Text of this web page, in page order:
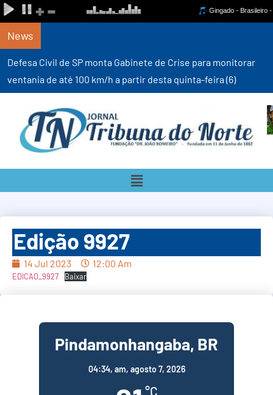
News
Defesa Civil de SP monta Gabinete de Crise para monitorar
ventania de até 100 km/h a partir desta quinta-feira (6)
Edição 9927
14 Jul 2023 12:00 Am
EDICAO_9927 Baixar
Pindamonhangaba, BR
04:34, am, agosto 7, 2026
°C